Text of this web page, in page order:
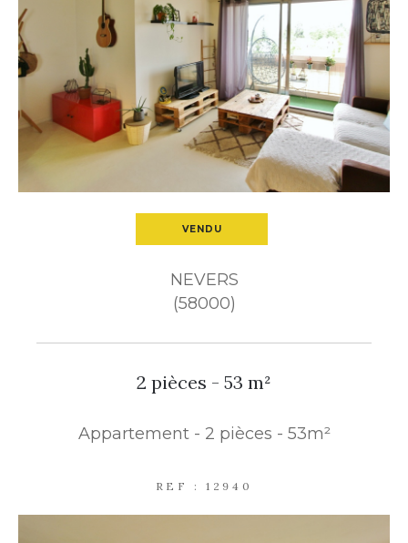
VENDU
NEVERS
(58000)
2 pièces - 53 m²
Appartement - 2 pièces - 53m²
REF : 12940
Pièces
1 3 4 5+
CRITÈRES
SUPPLÉMENTAIRES